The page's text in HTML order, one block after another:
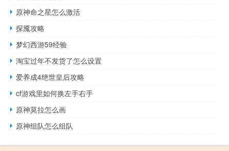
原神命之星怎么激活
探魇攻略
梦幻西游59经验
淘宝过年不发货了怎么设置
爱养成4绝世皇后攻略
cf游戏里如何换左手右手
原神莫拉怎么画
原神组队怎么组队